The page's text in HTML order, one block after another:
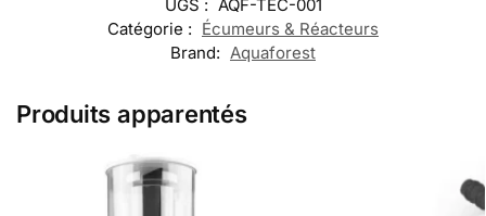
UGS : AQF-TEC-001
Catégorie : Écumeurs & Réacteurs
Brand: Aquaforest
Produits apparentés